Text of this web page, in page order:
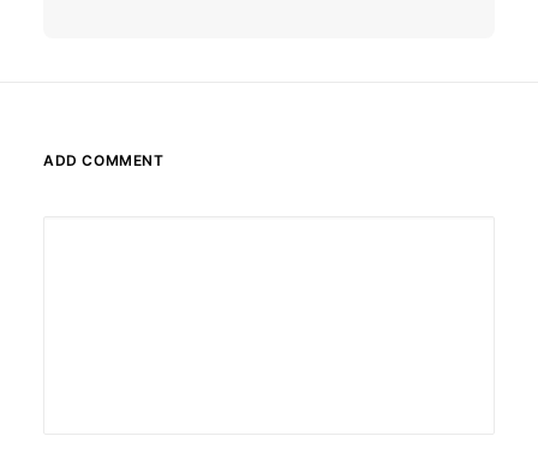
ADD COMMENT